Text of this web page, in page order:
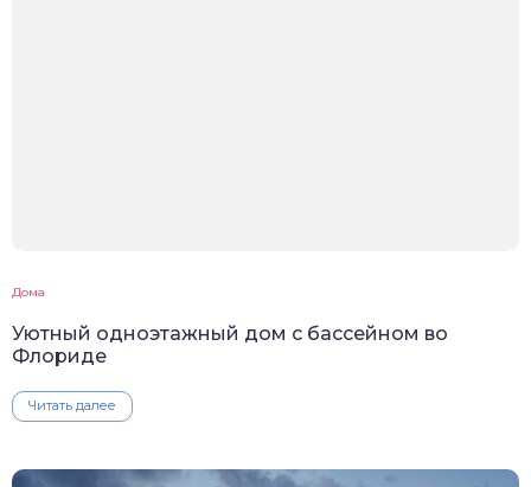
Дома
Уютный одноэтажный дом с бассейном во
Флориде
Читать далее